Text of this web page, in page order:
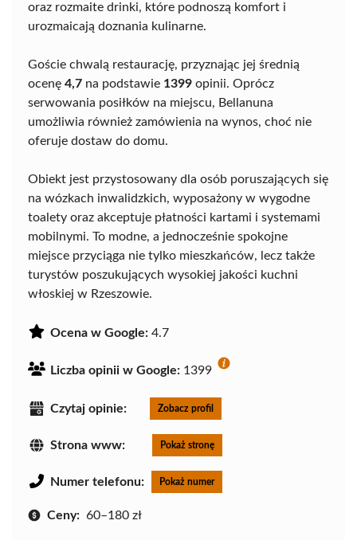
oraz rozmaite drinki, które podnoszą komfort i
urozmaicają doznania kulinarne.
Goście chwalą restaurację, przyznając jej średnią
ocenę 4,7 na podstawie 1399 opinii. Oprócz
serwowania posiłków na miejscu, Bellanuna
umożliwia również zamówienia na wynos, choć nie
oferuje dostaw do domu.
Obiekt jest przystosowany dla osób poruszających się
na wózkach inwalidzkich, wyposażony w wygodne
toalety oraz akceptuje płatności kartami i systemami
mobilnymi. To modne, a jednocześnie spokojne
miejsce przyciąga nie tylko mieszkańców, lecz także
turystów poszukujących wysokiej jakości kuchni
włoskiej w Rzeszowie.
Ocena w Google: 4.7
Liczba opinii w Google: 1399
Czytaj opinie: Zobacz profil
Strona www: Pokaż stronę
Numer telefonu: Pokaż numer
Ceny: 60–180 zł